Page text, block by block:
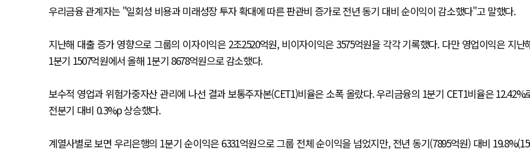
우리금융 관계자는 "일회성 비용과 미래성장 투자 확대에 따른 판관비 증가로 전년 동기 대비 순이익이 감소했다"고 말했다.
지난해 대출 증가 영향으로 그룹의 이자이익은 2조2520억원, 비이자이익은 3575억원을 각각 기록했다. 다만 영업이익은 지난
1분기 1507억원에서 올해 1분기 8678억원으로 감소했다.
보수적 영업과 위험가중자산 관리에 나선 결과 보통주자본(CET1)비율은 소폭 올랐다. 우리금융의 1분기 CET1비율은 12.42%
전분기 대비 0.3%p 상승했다.
계열사별로 보면 우리은행의 1분기 순이익은 6331억원으로 그룹 전체 순이익을 넘었지만, 전년 동기(7895억원) 대비